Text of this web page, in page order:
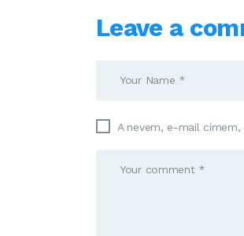
Leave a
A nevem, e-mail